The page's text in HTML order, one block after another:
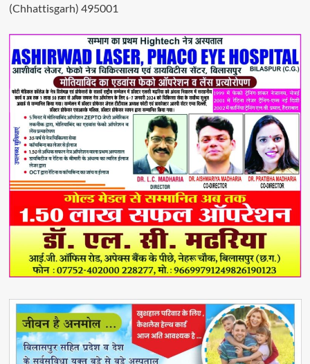
(Chhattisgarh) 495001